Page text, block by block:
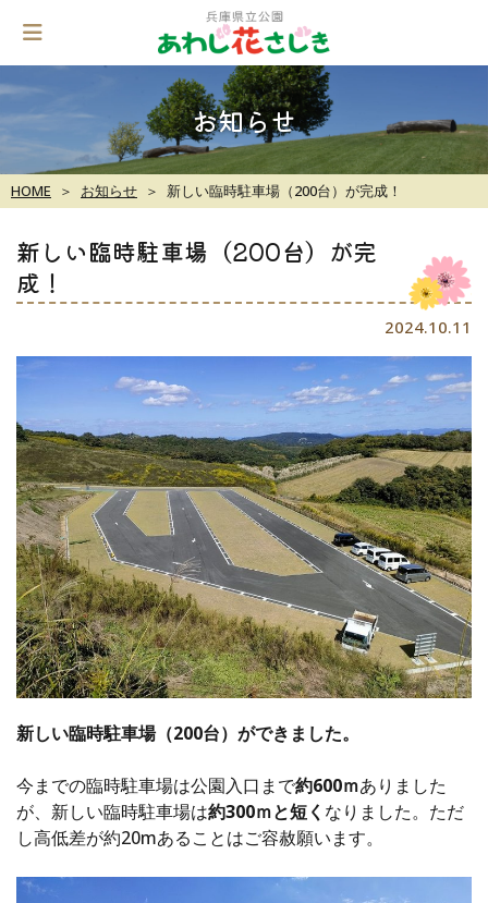
content
お知らせ
HOME お知らせ 新しい臨時駐車場（200台）が完成！
新しい臨時駐車場（200台）が完
成！
2024.10.11
新しい臨時駐車場（200台）ができました。
今までの臨時駐車場は公園入口まで約600ｍありました
が、新しい臨時駐車場は約300ｍと短く なりました。ただ
し高低差が約20mあることはご容赦願います。